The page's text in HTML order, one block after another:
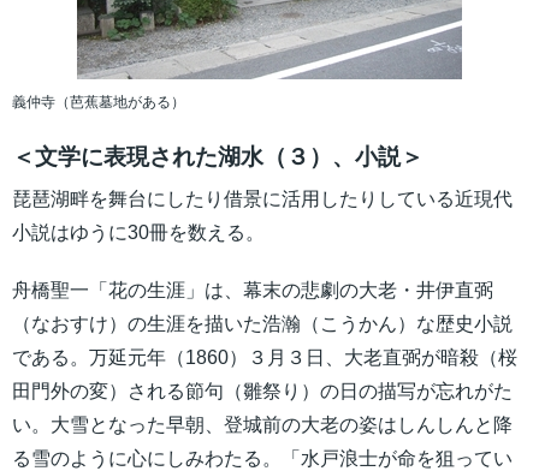
義仲寺（芭蕉墓地がある）
＜文学に表現された湖水（３）、小説＞
琵琶湖畔を舞台にしたり借景に活用したりしている近現代
小説はゆうに30冊を数える。
舟橋聖一「花の生涯」は、幕末の悲劇の大老・井伊直弼
（なおすけ）の生涯を描いた浩瀚（こうかん）な歴史小説
である。万延元年（1860）３月３日、大老直弼が暗殺（桜
田門外の変）される節句（雛祭り）の日の描写が忘れがた
い。大雪となった早朝、登城前の大老の姿はしんしんと降
る雪のように心にしみわたる。「水戸浪士が命を狙ってい